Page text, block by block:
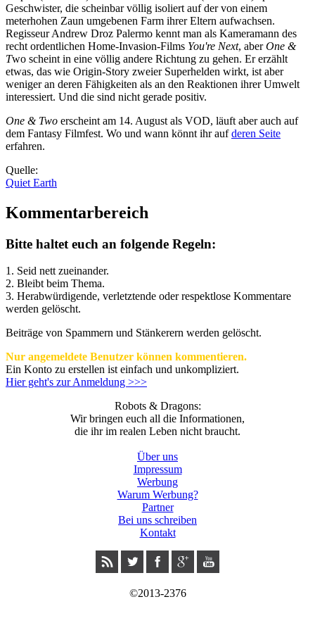
Geschwister, die scheinbar völlig isoliert auf der von einem
meterhohen Zaun umgebenen Farm ihrer Eltern aufwachsen.
Regisseur Andrew Droz Palermo kennt man als Kameramann des
recht ordentlichen Home-Invasion-Films You're Next, aberOne &
Two scheint in eine völlig andere Richtung zu gehen. Er erzählt
etwas, das wie Origin-Story zweier Superhelden wirkt, ist aber
weniger an deren Fähigkeiten als an den Reaktionen ihrer Umwelt
interessiert. Und die sind nicht gerade positiv.
One & Two erscheint am 14. August als VOD, läuft aber auch auf
dem Fantasy Filmfest. Wo und wann könnt ihr aufderen Seite
erfahren.
Quelle:
Quiet Earth
Kommentarbereich
Bitte haltet euch an folgende Regeln:
1. Seid nett zueinander.
2. Bleibt beim Thema.
3. Herabwürdigende, verletztende oder respektlose Kommentare
werden gelöscht.
Beiträge von Spammern und Stänkerern werden gelöscht.
Nur angemeldete Benutzer können kommentieren.
Ein Konto zu erstellen ist einfach und unkompliziert.
Hier geht's zur Anmeldung >>>
Robots & Dragons:
Wir bringen euch all die Informationen,
die ihr im realen Leben nicht braucht.
Über uns
Impressum
Werbung
Warum Werbung?
Partner
Bei uns schreiben
Kontakt
©2013-2376